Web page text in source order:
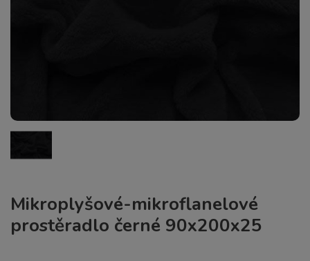
Mikroplyšové-mikroflanelové
prostěradlo černé 90x200x25